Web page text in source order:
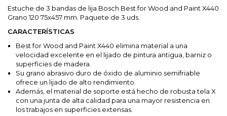
Estuche de 3 bandas de lija Bosch Best for Wood and Paint X440
Grano 120 75x457 mm. Paquete de 3 uds.
CARACTERÍSTICAS
Best for Wood and Paint X440 elimina material a una
velocidad excelente en el lijado de pintura antigua, barniz o
superficies de madera.
Su grano abrasivo duro de óxido de aluminio semifriable
ofrece un lijado de alto rendimiento.
Además, el material de soporte está hecho de robusta tela X
con una junta de alta calidad para una mayor resistencia en
los trabajos en superficies extensas.